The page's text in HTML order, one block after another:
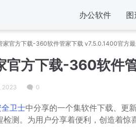
办公软件 图
家官方下载-360软件管家下载 v7.5.0.1400官方最
官方下载-360软件
2023 0
卫士中分享的一个集软件下载、更
检测。为用户分享着便利，创造着惊